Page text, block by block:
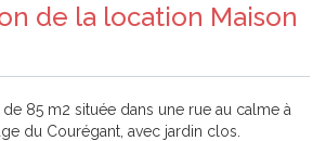
de la location Maison
85 m2 située dans une rue au calme à
du Courégant, avec jardin clos.